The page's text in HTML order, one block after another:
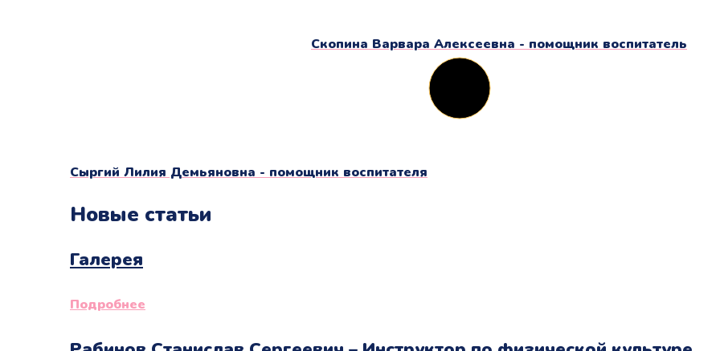
Скопина Варвара Алексеевна - помощник воспитатель
Cыргий Лилия Демьяновна - помощник воспитателя
Новые статьи
Галерея
Подробнее